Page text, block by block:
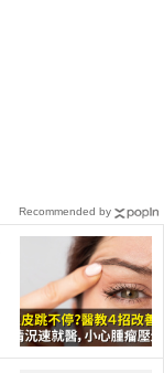
Recommended by